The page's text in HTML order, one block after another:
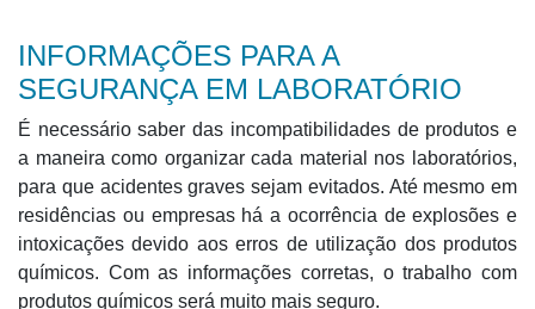
INFORMAÇÕES PARA A
SEGURANÇA EM LABORATÓRIO
É necessário saber das incompatibilidades de produtos e
a maneira como organizar cada material nos laboratórios,
para que acidentes graves sejam evitados. Até mesmo em
residências ou empresas há a ocorrência de explosões e
intoxicações devido aos erros de utilização dos produtos
químicos. Com as informações corretas, o trabalho com
produtos químicos será muito mais seguro.